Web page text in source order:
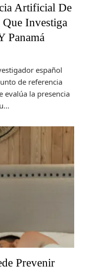
Artificial De
Investiga
Panamá
español
de referencia
evalúa la presencia
Prevenir